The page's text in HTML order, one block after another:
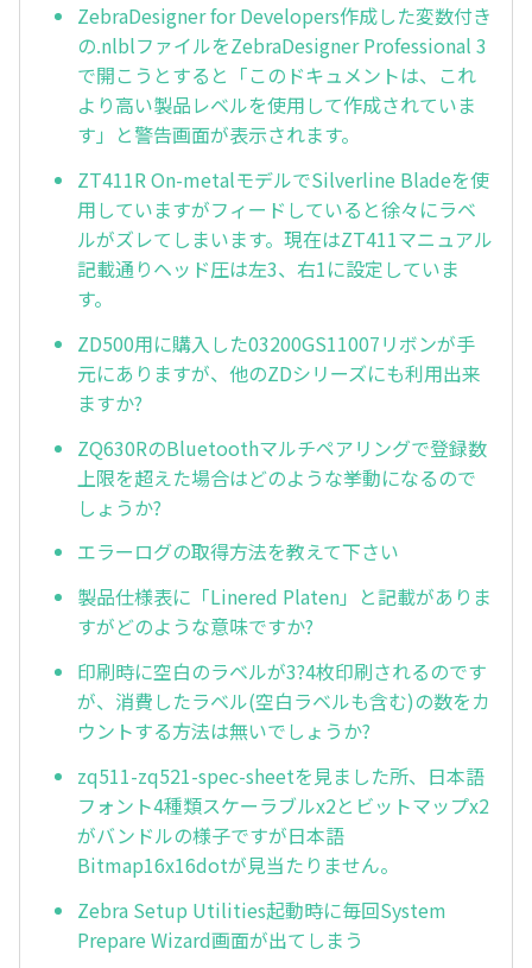
ZebraDesigner for Developers作成した変数付き
の.nlblファイルをZebraDesigner Professional 3
で開こうとすると「このドキュメントは、これ
より高い製品レベルを使用して作成されていま
す」と警告画面が表示されます。
ZT411R On-metalモデルでSilverline Bladeを使
用していますがフィードしていると徐々にラベ
ルがズレてしまいます。現在はZT411マニュアル
記載通りヘッド圧は左3、右1に設定していま
す。
ZD500用に購入した03200GS11007リボンが手
元にありますが、他のZDシリーズにも利用出来
ますか?
ZQ630RのBluetoothマルチペアリングで登録数
上限を超えた場合はどのような挙動になるので
しょうか?
エラーログの取得方法を教えて下さい
製品仕様表に「Linered Platen」と記載がありま
すがどのような意味ですか?
印刷時に空白のラベルが3?4枚印刷されるのです
が、消費したラベル(空白ラベルも含む)の数をカ
ウントする方法は無いでしょうか?
zq511-zq521-spec-sheetを見ました所、日本語
フォント4種類スケーラブルx2とビットマップx2
がバンドルの様子ですが日本語
Bitmap16x16dotが見当たりません。
Zebra Setup Utilities起動時に毎回System
Prepare Wizard画面が出てしまう